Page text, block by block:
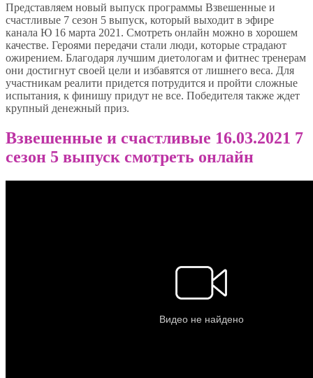
Представляем новый выпуск программы Взвешенные и
счастливые 7 сезон 5 выпуск, который выходит в эфире
канала Ю 16 марта 2021. Смотреть онлайн можно в хорошем
качестве. Героями передачи стали люди, которые страдают
ожирением. Благодаря лучшим диетологам и фитнес тренерам
они достигнут своей цели и избавятся от лишнего веса. Для
участникам реалити придется потрудится и пройти сложные
испытания, к финишу придут не все. Победителя также ждет
крупный денежный приз.
Взвешенные и счастливые 16.03.2021 7
сезон 5 выпуск смотреть онлайн